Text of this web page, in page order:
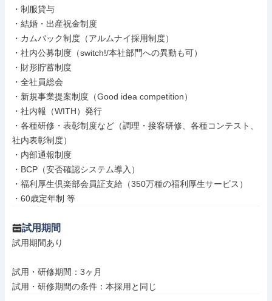
・制服貸与
・結婚・出産祝金制度
・カムバック制度（アルムナイ採用制度）
・社内公募制度（switch!/本社部門への異動も可）
・財形貯蓄制度
・全社員総会
・新規事業提案制度（Good idea competition）
・社内報（WITH）発行
・各種研修・表彰制度など（調理・接客研修、各種コンテスト、
社内表彰制度）
・内部通報制度
・BCP（安否確認システム導入）
・福利厚生倶楽部会員証支給（350万種の福利厚生サービス）
・60歳定年制 等
試用期間
試用期間あり
試用・研修期間：3ヶ月